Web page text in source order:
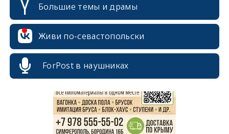
Большие темы и драмы
Живи по-севастопольски
ForPost в наушниках
erid: 2SDnjdPjgYS